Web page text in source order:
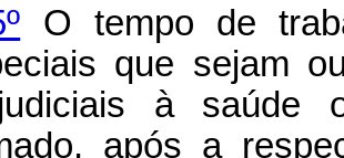
O tempo de
que sejam
à saúde
após a